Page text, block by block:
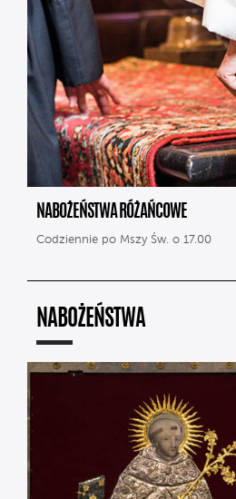
NABOŻEŃSTWA RÓŻAŃCOWE
Codziennie po Mszy Św. o 17.00
NABOŻEŃSTWA